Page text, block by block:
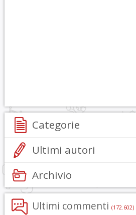
Categorie
Ultimi autori
Archivio
Ultimi commenti (172.602)